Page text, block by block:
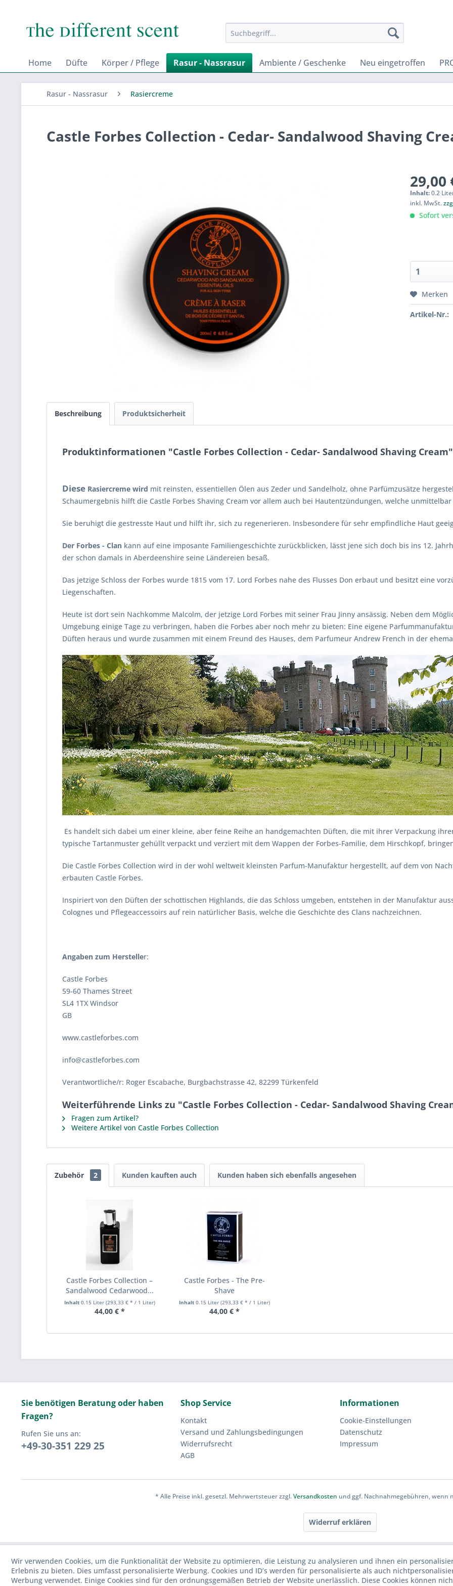
Home Düfte Körper / Pflege Rasur - Nassrasur Ambiente / Geschenke Neu eingetroffen
Rasur - Nassrasur Rasiercreme
Castle Forbes Collection - Cedar- Sandalwood Shaving
29,00
Inhalt:0.2
inkl. MwSt.
Sofort
Merken
Artikel-Nr.:
Beschreibung Produktsicherheit
Produktinformationen "Castle Forbes Collection - Cedar- Sandalwood Shaving Cream"
Diese Rasiercreme wird mit reinsten, essentiellen Ölen aus Zeder und Sandelholz, ohne Parfümzusätze
Schaumergebnis hilft die Castle Forbes Shaving Cream vor allem auch bei Hautentzündungen, welche
Sie beruhigt die gestresste Haut und hilft ihr, sich zu regenerieren. Insbesondere für sehr empfindliche Haut
Der Forbes - Clan kann auf eine imposante Familiengeschichte zurückblicken, lässt jene sich doch bis ins 12.
der schon damals in Aberdeenshire seine Ländereien besaß.
Das jetzige Schloss der Forbes wurde 1815 vom 17. Lord Forbes nahe des Flusses Don erbaut und besitzt eine
Liegenschaften.
Heute ist dort sein Nachkomme Malcolm, der jetzige Lord Forbes mit seiner Frau Jinny ansässig. Neben dem
Umgebung einige Tage zu verbringen, haben die Forbes aber noch mehr zu bieten: Eine eigene
Düften heraus und wurde zusammen mit einem Freund des Hauses, dem Parfumeur Andrew French in der
Es handelt sich dabei um einer kleine, aber feine Reihe an handgemachten Düften, die mit ihrer Verpackung
typische Tartanmuster gehüllt verpackt und verziert mit dem Wappen der Forbes-Familie, dem Hirschkopf,
Die Castle Forbes Collection wird in der wohl weltweit kleinsten Parfum-Manufaktur hergestellt, auf dem von
erbauten Castle Forbes.
Inspiriert von den Düften der schottischen Highlands, die das Schloss umgeben, entstehen in der Manufaktur
Colognes und Pflegeaccessoirs auf rein natürlicher Basis, welche die Geschichte des Clans nachzeichnen.
Angaben zum Hersteller:
Castle Forbes
59-60 Thames Street
SL4 1TX Windsor
GB
www.castleforbes.com
info@castleforbes.com
Verantwortliche/r: Roger Escabache, Burgbachstrasse 42, 82299 Türkenfeld
Weiterführende Links zu "Castle Forbes Collection - Cedar- Sandalwood Shaving
Fragen zum Artikel?
Weitere Artikel von Castle Forbes Collection
Zubehör 2 Kunden kauften auch Kunden haben sich ebenfalls angesehen
Castle Forbes Collection –
Sandalwood Cedarwood...
Inhalt 0.15 Liter (293,33 € * / 1 Liter)
44,00 € *
Castle Forbes - The Pre-
Shave
Inhalt0.15 Liter(293,33 € * / 1 Liter)
44,00 € *
Sie benötigen Beratung oder haben
Fragen?
Rufen Sie uns an:
+49-30-351 229 25
Shop Service
Kontakt
Versand und Zahlungsbedingungen
Widerrufsrecht
AGB
Informationen
Cookie-Einstellungen
Datenschutz
Impressum
* Alle Preise inkl. gesetzl. Mehrwertsteuer zzgl.Versandkosten und ggf. Nachnahmegebühren, wenn
Widerruf erklären
Wir verwenden Cookies, um die Funktionalität der Website zu optimieren, die Leistung zu analysieren und ihnen ein
Erlebnis zu bieten. Dies umfasst personalisierte Werbung. Cookies und ID’s werden für personalisierte als auch
Werbung verwendet. Einige Cookies sind für den ordnungsgemäßen Betrieb der Website unerlässlich. Diese Cookies können